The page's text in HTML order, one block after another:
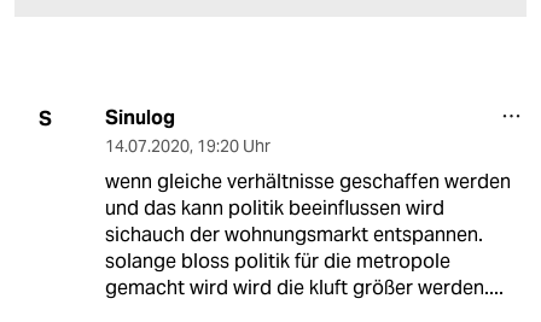
S Sinulog
14.07.2020, 19:20 Uhr
wenn gleiche verhältnisse geschaffen werden
und das kann politik beeinflussen wird
sichauch der wohnungsmarkt entspannen.
solange bloss politik für die metropole
gemacht wird wird die kluft größer werden....